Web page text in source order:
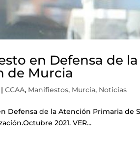
en Defensa de
de Murcia
|CCAA, Manifiestos, Murcia, Noticias
Defensa de la Atención Primaria de
2021. VER...